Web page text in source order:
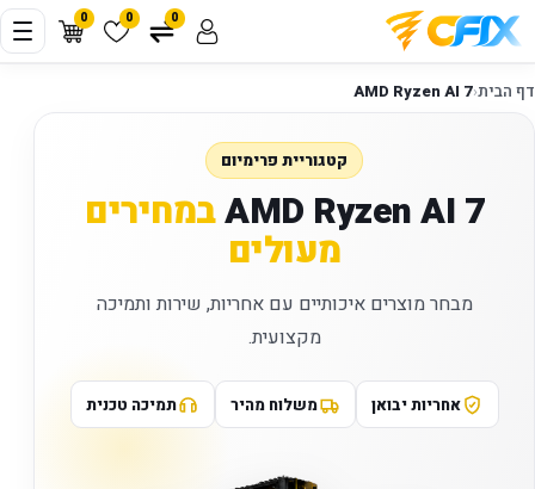
0 0 0
דף הבית‹
AMD Ryzen AI 7
קטגוריית פרימיום
AMD Ryzen AI 7במחירים
מעולים
מבחר מוצרים איכותיים עם אחריות, שירות ותמיכה
מקצועית.
אחריות יבואן משלוח מהיר תמיכה טכנית